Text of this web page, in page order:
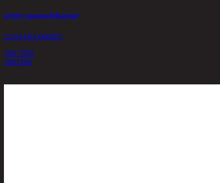
GISMO/ หมอนหนุนโพลีเอสเตอร์
22-04-063-000002
300 THB
180THB